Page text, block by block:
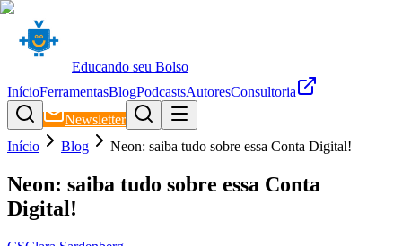
Educando seu Bolso
InícioFerramentasBlogPodcastsAutoresConsultoria
Newsletter
Início
Blog Neon: saiba tudo sobre essa Conta Digital!
Neon: saiba tudo sobre essa Conta
Digital!